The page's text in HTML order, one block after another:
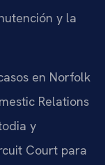
y la
en Norfolk
Relations
y
Court para